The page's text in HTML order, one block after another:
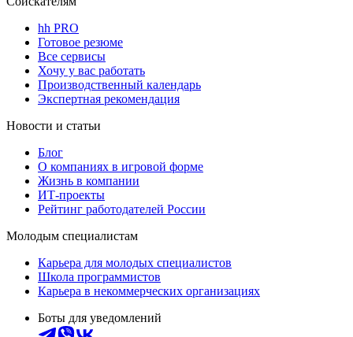
hh PRO
Готовое резюме
Все сервисы
Хочу у вас работать
Производственный календарь
Экспертная рекомендация
Новости и статьи
Блог
О компаниях в игровой форме
Жизнь в компании
ИТ-проекты
Рейтинг работодателей России
Молодым специалистам
Карьера для молодых специалистов
Школа программистов
Карьера в некоммерческих организациях
Боты для уведомлений